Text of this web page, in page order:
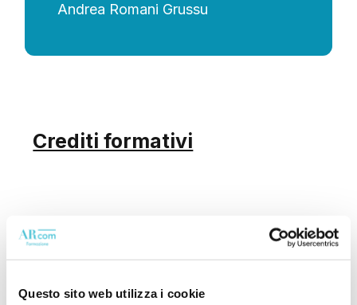
Questo sito web utilizza i cookie
Andrea Romani Grussu
Crediti formativi
Il corso è in fase di
accreditamento presso: